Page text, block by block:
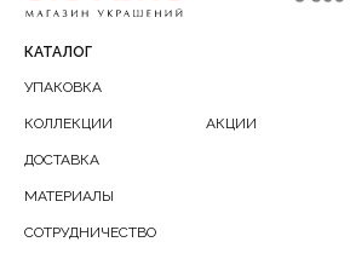
КАТАЛОГ
УПАКОВКА
ДОСТАВКА
КОЛЛЕКЦИИ АКЦИИ
МАТЕРИАЛЫ
СОТРУДНИЧЕСТВО